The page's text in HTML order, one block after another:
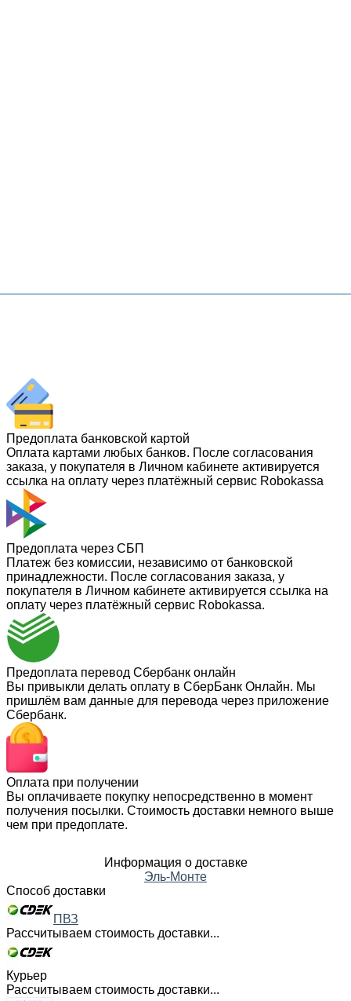
Предоплата банковской картой
Оплата картами любых банков. После согласования
заказа, у покупателя в Личном кабинете активируется
ссылка на оплату через платёжный сервис Robokassa
Предоплата через СБП
Платеж без комиссии, независимо от банковской
принадлежности. После согласования заказа, у
покупателя в Личном кабинете активируется ссылка на
оплату через платёжный сервис Robokassa.
Предоплата перевод Сбербанк онлайн
Вы привыкли делать оплату в СберБанк Онлайн. Мы
пришлём вам данные для перевода через приложение
Сбербанк.
Оплата при получении
Вы оплачиваете покупку непосредственно в момент
получения посылки. Стоимость доставки немного выше
чем при предоплате.
Информация о доставке
Эль-Монте
Способ доставки
ПВЗ
Рассчитываем стоимость доставки...
Курьер
Рассчитываем стоимость доставки...